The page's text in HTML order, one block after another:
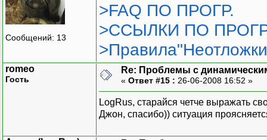
Сообщений: 13
>FAQ ПО ПРОГР.
>ССЫЛКИ ПО
romeo
Гость
Re: Проблемы с
« Ответ #15 : 26-06-2008 16:52 »
LogRus, старайся четче выражать
Джон, спасибо)) ситуация